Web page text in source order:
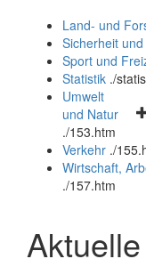
und
schließen
Land- und
Sicherheit
Sport und
Statistik ./
Umwelt
und Natur
./153.htm
Verkehr ./
Wirtschaft,
./157.htm